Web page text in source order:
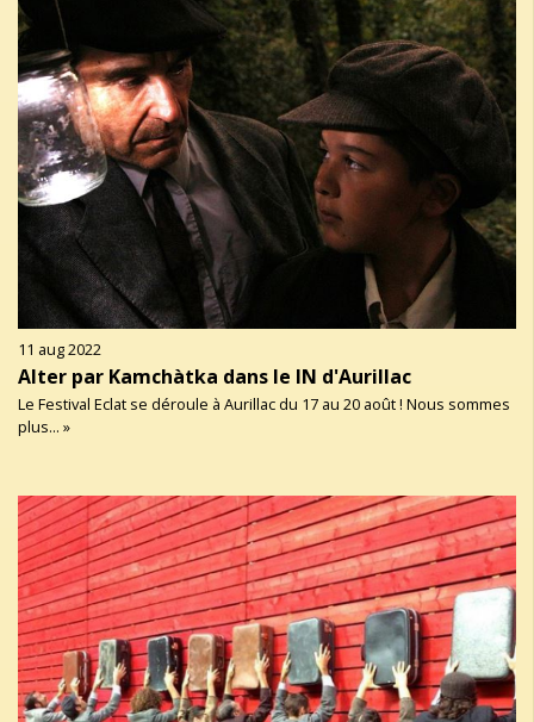
11 aug 2022
Alter par Kamchàtka dans le IN d'Aurillac
Le Festival Eclat se déroule à Aurillac du 17 au 20 août ! Nous sommes
plus... »